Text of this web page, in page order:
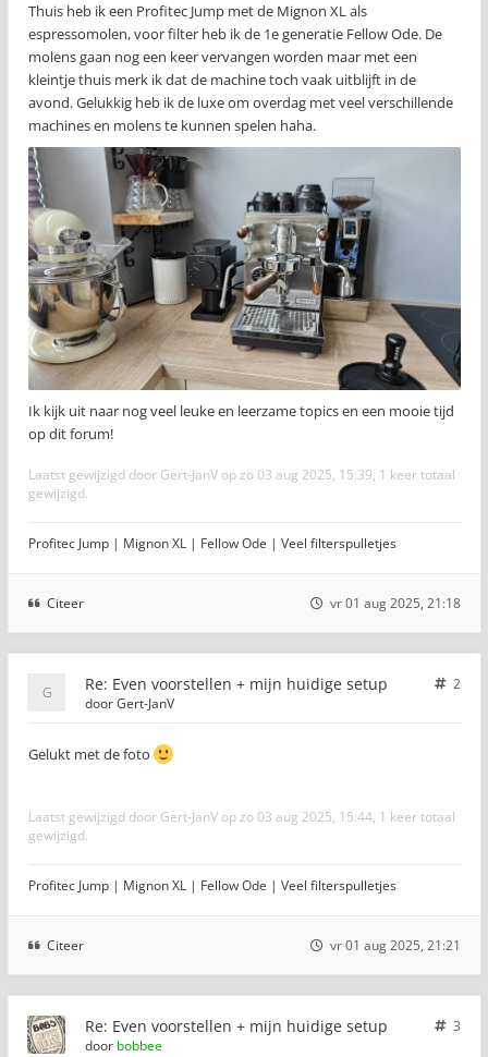
Thuis heb ik een Profitec Jump met de Mignon XL als
espressomolen, voor filter heb ik de 1e generatie Fellow Ode. De
molens gaan nog een keer vervangen worden maar met een
kleintje thuis merk ik dat de machine toch vaak uitblijft in de
avond. Gelukkig heb ik de luxe om overdag met veel verschillende
machines en molens te kunnen spelen haha.
Ik kijk uit naar nog veel leuke en leerzame topics en een mooie tijd
op dit forum!
Laatst gewijzigd door Gert-JanV op zo 03 aug 2025, 15:39, 1 keer totaal
gewijzigd.
Profitec Jump | Mignon XL | Fellow Ode | Veel filterspulletjes
Citeer vr 01 aug 2025, 21:18
Re: Even voorstellen + mijn huidige setup
2
doorGert-JanV
Gelukt met de foto
Laatst gewijzigd door Gert-JanV op zo 03 aug 2025, 15:44, 1 keer totaal
gewijzigd.
Profitec Jump | Mignon XL | Fellow Ode | Veel filterspulletjes
Citeer vr 01 aug 2025, 21:21
Re: Even voorstellen + mijn huidige setup
3
door bobbee